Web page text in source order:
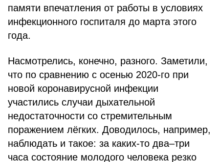
памяти впечатления от работы в условиях
инфекционного госпиталя до марта этого
года.
Насмотрелись, конечно, разного. Заметили,
что по сравнению с осенью 2020-го при
новой коронавирусной инфекции
участились случаи дыхательной
недостаточности со стремительным
поражением лёгких. Доводилось, например,
наблюдать и такое: за каких-то два–три
часа состояние молодого человека резко